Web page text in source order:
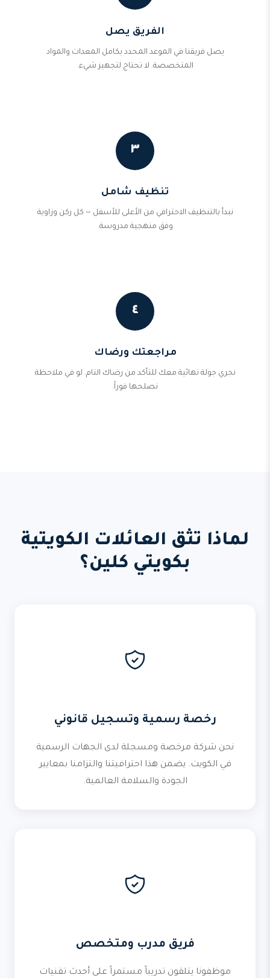
الفريق يصل
يصل فريقنا في الموعد المحدد بكامل المعدات والمواد
المتخصصة. لا تحتاج لتجهيز شيء.
٣
تنظيف شامل
نبدأ بالتنظيف الاحترافي من الأعلى للأسفل — كل ركن وزاوية
وفق منهجية مدروسة.
٤
مراجعتك ورضاك
نجري جولة نهائية معك للتأكد من رضاك التام. لو في ملاحظة
نصلحها فوراً.
لماذا تثق العائلات الكويتية
بكويتي كلين؟
رخصة رسمية وتسجيل قانوني
نحن شركة مرخصة ومسجلة لدى الجهات الرسمية
في الكويت. يضمن هذا احترافيتنا والتزامنا بمعايير
الجودة والسلامة العالمية.
فريق مدرب ومتخصص
موظفونا يتلقون تدريباً مستمراً على أحدث تقنيات